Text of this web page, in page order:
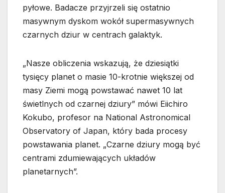
pyłowe. Badacze przyjrzeli się ostatnio
masywnym dyskom wokół supermasywnych
czarnych dziur w centrach galaktyk.
„Nasze obliczenia wskazują, że dziesiątki
tysięcy planet o masie 10-krotnie większej od
masy Ziemi mogą powstawać nawet 10 lat
świetlnych od czarnej dziury” mówi Eiichiro
Kokubo, profesor na National Astronomical
Observatory of Japan, który bada procesy
powstawania planet. „Czarne dziury mogą być
centrami zdumiewających układów
planetarnych”.